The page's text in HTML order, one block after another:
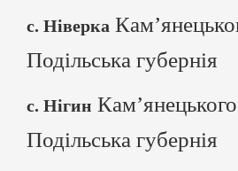
с. Ніверка
Подільська губернія
с. Нігин
Подільська губернія